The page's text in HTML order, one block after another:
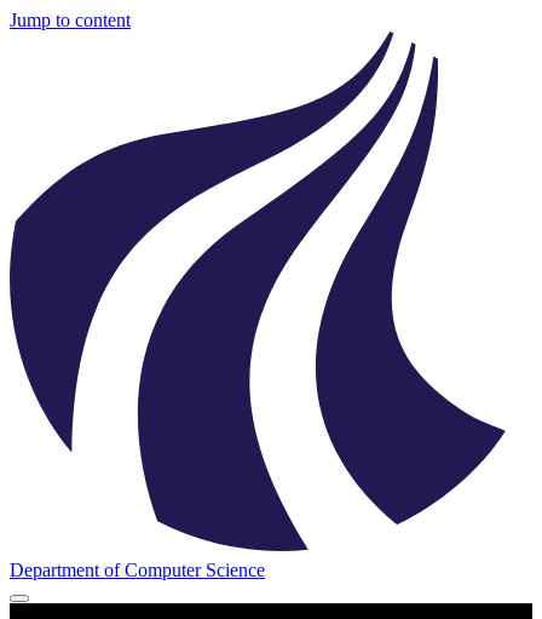
Jump to content
Department of Computer Science